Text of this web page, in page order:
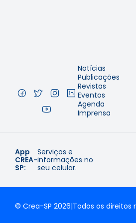
Notícias
Publicações
Revistas
Eventos
Agenda
Imprensa
App
CREA-
SP:
Serviços e
informações no
seu celular.
© Crea-SP 2026|Todos os direitos